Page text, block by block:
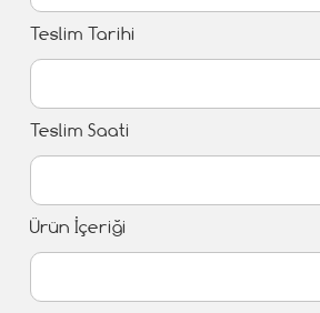
Teslim Tarihi
Teslim Saati
Ürün İçeriği